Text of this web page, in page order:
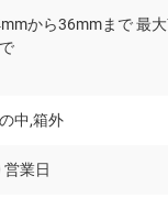
から36mmまで 最
中,箱外
営業日